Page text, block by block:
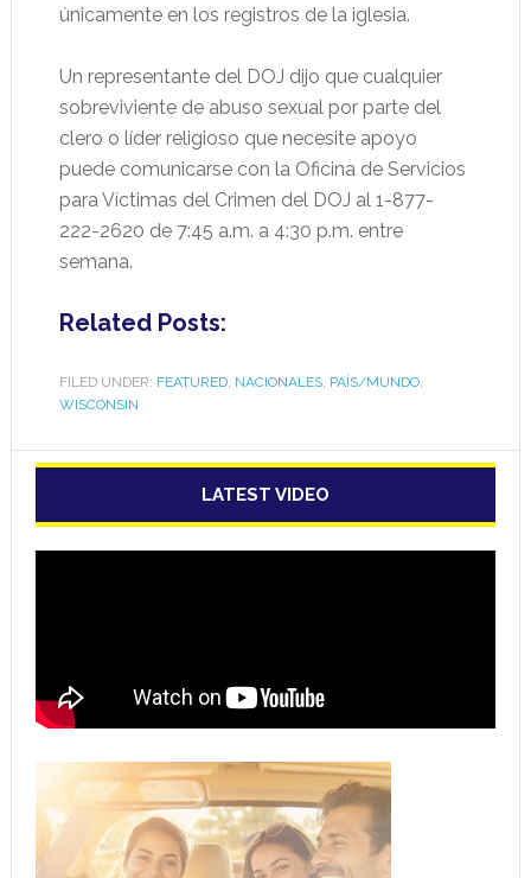
únicamente en los registros de la iglesia.
Un representante del DOJ dijo que cualquier
sobreviviente de abuso sexual por parte del
clero o líder religioso que necesite apoyo
puede comunicarse con la Oficina de Servicios
para Víctimas del Crimen del DOJ al 1-877-
222-2620 de 7:45 a.m. a 4:30 p.m. entre
semana.
Related Posts:
FILED UNDER: FEATURED, NACIONALES, PAÍS/MUNDO,
WISCONSIN
LATEST VIDEO